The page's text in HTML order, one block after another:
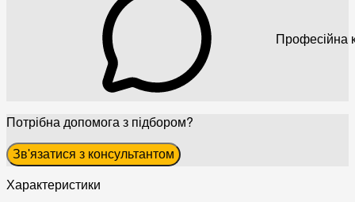
Професійна
Потрібна допомога з підбором?
Зв'язатися з консультантом
Характеристики